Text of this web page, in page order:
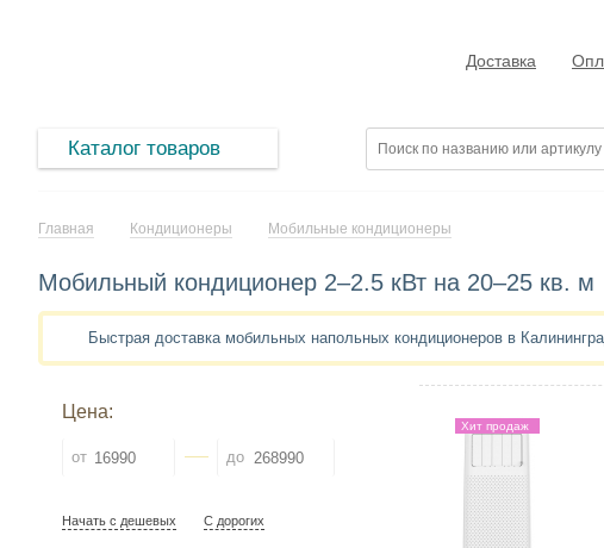
Доставка
Каталог товаров
Главная Кондиционеры Мобильные кондиционеры
Мобильный кондиционер 2–2.5 кВт на 20–25 кв. м
Быстрая доставка мобильных напольных кондиционеров в
Цена:
от до
Начать с дешевых С дорогих
Хит продаж